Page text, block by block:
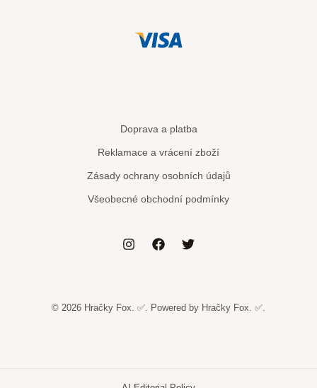
Doprava a platba
Reklamace a vrácení zboží
Zásady ochrany osobních údajů
Všeobecné obchodní podmínky
© 2026 Hračky Fox. ✅. Powered by Hračky Fox. ✅.